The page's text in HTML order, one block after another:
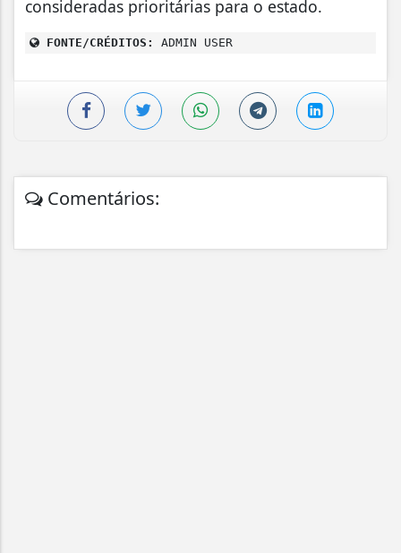
consideradas prioritárias para o estado.
FONTE/CRÉDITOS: ADMIN USER
Comentários: